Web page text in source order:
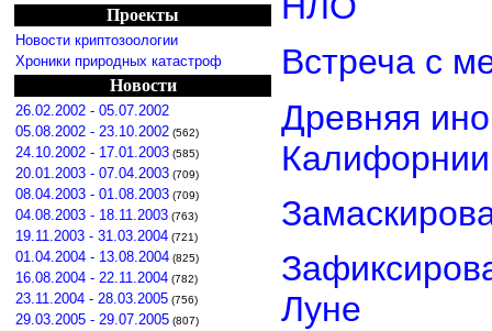
Проекты
Новости криптозоологии
Хроники природных катастроф
Новости
26.02.2002 - 05.07.2002
05.08.2002 - 23.10.2002 (562)
24.10.2002 - 17.01.2003 (585)
20.01.2003 - 07.04.2003 (709)
08.04.2003 - 01.08.2003 (709)
04.08.2003 - 18.11.2003 (763)
19.11.2003 - 31.03.2004 (721)
01.04.2004 - 13.08.2004 (825)
16.08.2004 - 22.11.2004 (782)
23.11.2004 - 28.03.2005 (756)
29.03.2005 - 29.07.2005 (807)
Встреча с
Древняя
Калифорнии
Луне